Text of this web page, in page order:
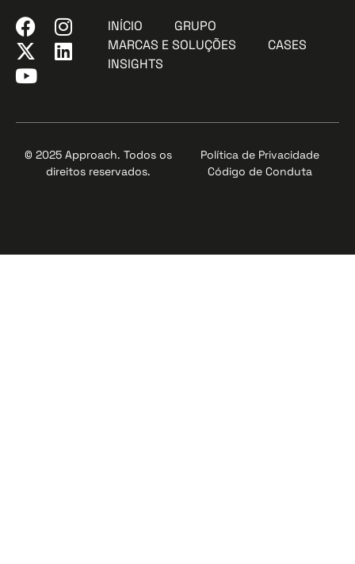
INÍCIO
GRUPO
MARCAS E SOLUÇÕES
CASES
INSIGHTS
© 2025 Approach. Todos os
direitos reservados.
Política de Privacidade
Código de Conduta